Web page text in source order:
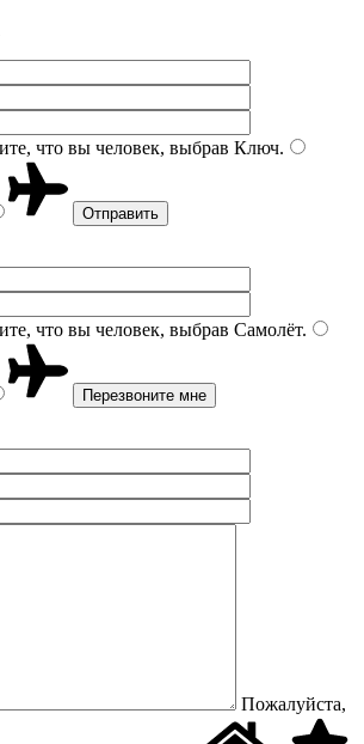
что вы человек, выбрав Ключ.
что вы человек, выбрав Самолёт.
Пожалуйста,